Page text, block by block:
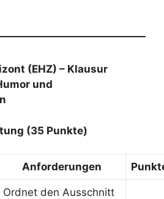
(EHZ) – Klausur
und
(35 Punkte)
Anforderungen
Ordnet den Ausschnitt